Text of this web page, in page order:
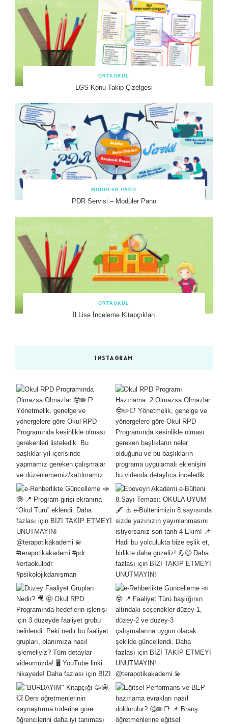
ORTAOKUL
LGS Konu Takip Çizelgesi
MODÜLER PANO
PDR Servisi – Modüler Pano
ORTAOKUL
İl Lise İnceleme Kitapçıkları
INSTAGRAM